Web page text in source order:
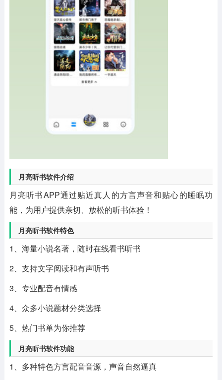
月亮听书软件介绍
月亮听书APP通过贴近真人的方言声音和贴心的睡眠功
能，为用户提供亲切、放松的听书体验！
月亮听书软件特色
1、海量小说名著，随时在线看书听书
2、支持文字阅读和有声听书
3、专业配音有情感
4、众多小说题材分类选择
5、热门书单为你推荐
月亮听书软件功能
1、多种特色方言配音音源，声音自然逼真